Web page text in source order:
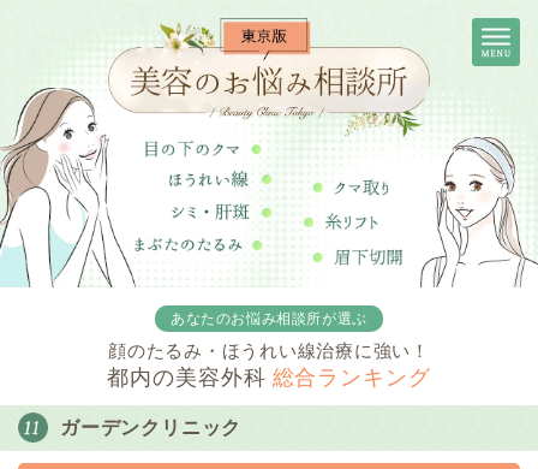
あなたのお悩み相談所が選ぶ
顔のたるみ・ほうれい線治療に強い！
都内の美容外科 総合ランキング
ガーデンクリニック